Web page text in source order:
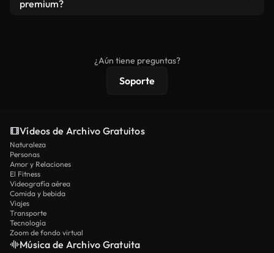
premium?
protecciones de licencia extendidas.
¿Aún tiene preguntas?
Soporte
Vídeos de Archivo Gratuitos
Naturaleza
Personas
Amor y Relaciones
El Fitness
Videografía aérea
Comida y bebida
Viajes
Transporte
Tecnología
Zoom de fondo virtual
Música de Archivo Gratuita